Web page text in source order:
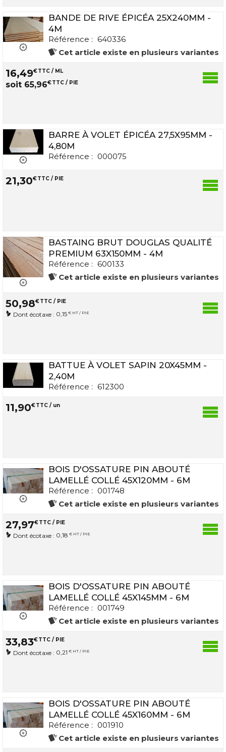
BANDE DE RIVE ÉPICÉA 25X240MM -
4M
Référence : 640336
Cet article existe en plusieurs variantes
16,49€TTC / ML
soit 65,96€TTC / PIE
BARRE À VOLET ÉPICÉA 27,5X95MM -
4,80M
Référence : 000075
21,30€TTC / PIE
BASTAING BRUT DOUGLAS QUALITÉ
PREMIUM 63X150MM - 4M
Référence : 600133
Cet article existe en plusieurs variantes
50,98€TTC / PIE
Dont écotaxe : 0,15 € HT / PIE
BATTUE À VOLET SAPIN 20X45MM -
2,40M
Référence : 612300
11,90€TTC / un
BOIS D'OSSATURE PIN ABOUTÉ
LAMELLÉ COLLÉ 45X120MM - 6M
Référence : 001748
Cet article existe en plusieurs variantes
27,97€TTC / PIE
Dont écotaxe : 0,18 € HT / PIE
BOIS D'OSSATURE PIN ABOUTÉ
LAMELLÉ COLLÉ 45X145MM - 6M
Référence : 001749
Cet article existe en plusieurs variantes
33,83€TTC / PIE
Dont écotaxe : 0,21 € HT / PIE
BOIS D'OSSATURE PIN ABOUTÉ
LAMELLÉ COLLÉ 45X160MM - 6M
Référence : 001910
Cet article existe en plusieurs variantes